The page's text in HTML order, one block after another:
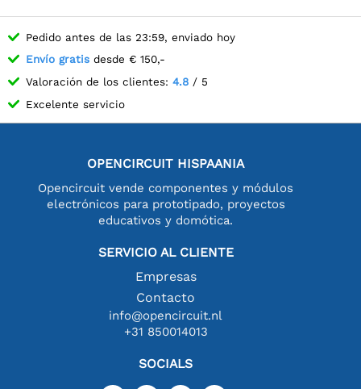
Pedido antes de las 23:59, enviado hoy
Envío gratis desde € 150,-
Valoración de los clientes: 4.8 / 5
Excelente servicio
OPENCIRCUIT HISPAANIA
Opencircuit vende componentes y módulos
electrónicos para prototipado, proyectos
educativos y domótica.
SERVICIO AL CLIENTE
Empresas
Contacto
info@opencircuit.nl
+31 850014013
SOCIALS